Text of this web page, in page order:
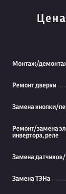
Монтаж/
Ремонт дверки
Замена кнопки/
Ремонт/замена
инвертора, реле
Замена
Замена ТЭНа